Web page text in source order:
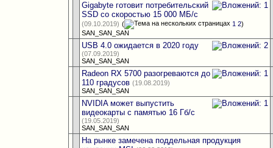
Gigabyte готовит потребительский
SSD со скоростью 15 000 МБ/с
(09.10.2019) ( 1 2)
SAN_SAN_SAN
USB 4.0 ожидается в 2020 году
(07.09.2019)
SAN_SAN_SAN
Radeon RX 5700 разогреваются до
110 градусов (19.08.2019)
SAN_SAN_SAN
NVIDIA может выпустить
видеокарты с памятью 16 Гб/с
(19.05.2019)
SAN_SAN_SAN
На рынке замечена поддельная продукция